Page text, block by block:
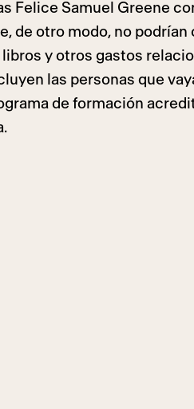
Felice Samuel Greene
de otro modo, no
y otros gastos
las personas que
de formación